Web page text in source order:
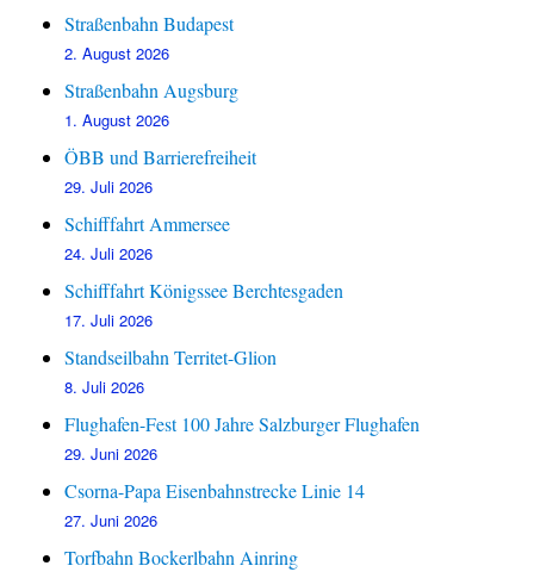
Straßenbahn Budapest
2. August 2026
Straßenbahn Augsburg
1. August 2026
ÖBB und Barrierefreiheit
29. Juli 2026
Schifffahrt Ammersee
24. Juli 2026
Schifffahrt Königssee Berchtesgaden
17. Juli 2026
Standseilbahn Territet-Glion
8. Juli 2026
Flughafen-Fest 100 Jahre Salzburger Flughafen
29. Juni 2026
Csorna-Papa Eisenbahnstrecke Linie 14
27. Juni 2026
Torfbahn Bockerlbahn Ainring